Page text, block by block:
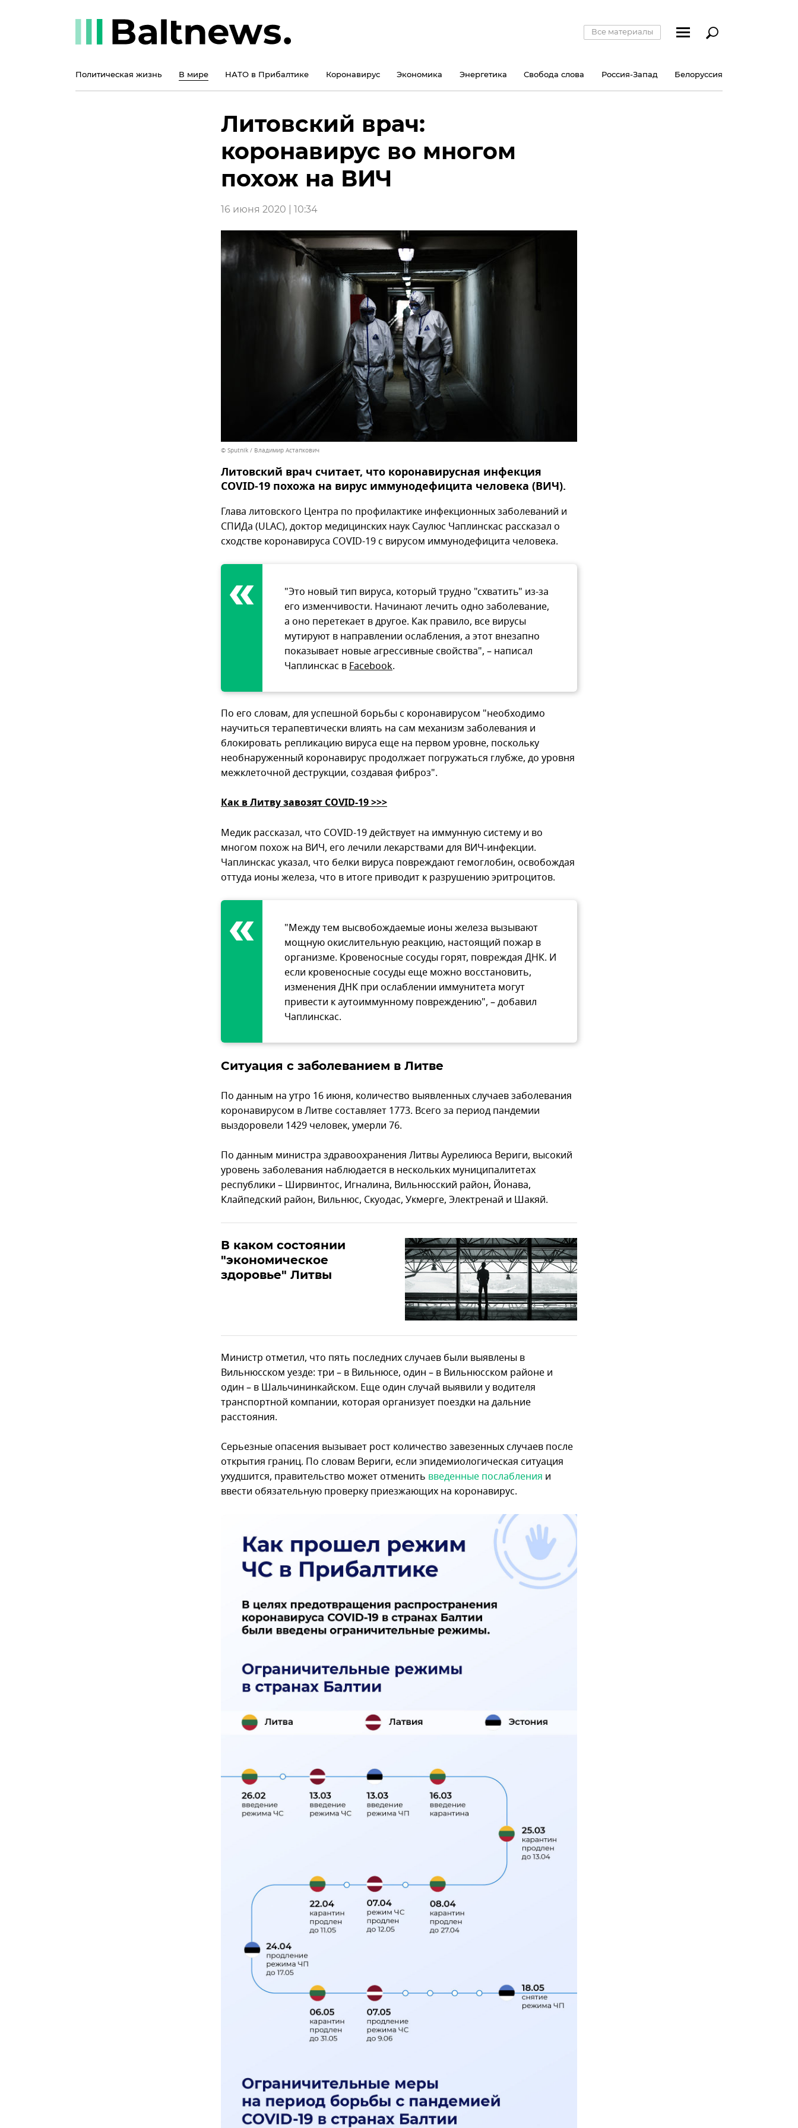
Все материалы
Политическая жизнь В мире НАТО в Прибалтике Коронавирус Экономика Энергетика Свобода слова Россия-Запад Белоруссия
Литовский врач:
коронавирус во многом
похож на ВИЧ
16 июня 2020 | 10:34
© Sputnik / Владимир Астапкович
Литовский врач считает, что коронавирусная инфекция
COVID-19 похожа на вирус иммунодефицита человека (ВИЧ).
Глава литовского Центра по профилактике инфекционных заболеваний и
СПИДа (ULAC), доктор медицинских наук Саулюс Чаплинскас рассказал о
сходстве коронавируса COVID-19 с вирусом иммунодефицита человека.
"Это новый тип вируса, который трудно "схватить" из-за
его изменчивости. Начинают лечить одно заболевание,
а оно перетекает в другое. Как правило, все вирусы
мутируют в направлении ослабления, а этот внезапно
показывает новые агрессивные свойства", – написал
Чаплинскас вFacebook.
По его словам, для успешной борьбы с коронавирусом "необходимо
научиться терапевтически влиять на сам механизм заболевания и
блокировать репликацию вируса еще на первом уровне, поскольку
необнаруженный коронавирус продолжает погружаться глубже, до уровня
межклеточной деструкции, создавая фиброз".
Как в Литву завозят COVID-19 >>>
Медик рассказал, что COVID-19 действует на иммунную систему и во
многом похож на ВИЧ, его лечили лекарствами для ВИЧ-инфекции.
Чаплинскас указал, что белки вируса повреждают гемоглобин, освобождая
оттуда ионы железа, что в итоге приводит к разрушению эритроцитов.
"Между тем высвобождаемые ионы железа вызывают
мощную окислительную реакцию, настоящий пожар в
организме. Кровеносные сосуды горят, повреждая ДНК. И
если кровеносные сосуды еще можно восстановить,
изменения ДНК при ослаблении иммунитета могут
привести к аутоиммунному повреждению", – добавил
Чаплинскас.
Ситуация с заболеванием в Литве
По данным на утро 16 июня, количество выявленных случаев заболевания
коронавирусом в Литве составляет 1773. Всего за период пандемии
выздоровели 1429 человек, умерли 76.
По данным министра здравоохранения Литвы Аурелиюса Вериги, высокий
уровень заболевания наблюдается в нескольких муниципалитетах
республики – Ширвинтос, Игналина, Вильнюсский район, Йонава,
Клайпедский район, Вильнюс, Скуодас, Укмерге, Электренай и Шакяй.
В каком состоянии
"экономическое
здоровье" Литвы
Министр отметил, что пять последних случаев были выявлены в
Вильнюсском уезде: три – в Вильнюсе, один – в Вильнюсском районе и
один – в Шальчининкайском. Еще один случай выявили у водителя
транспортной компании, которая организует поездки на дальние
расстояния.
Серьезные опасения вызывает рост количество завезенных случаев после
открытия границ. По словам Вериги, если эпидемиологическая ситуация
ухудшится, правительство может отменить введенные послабления и
ввести обязательную проверку приезжающих на коронавирус.